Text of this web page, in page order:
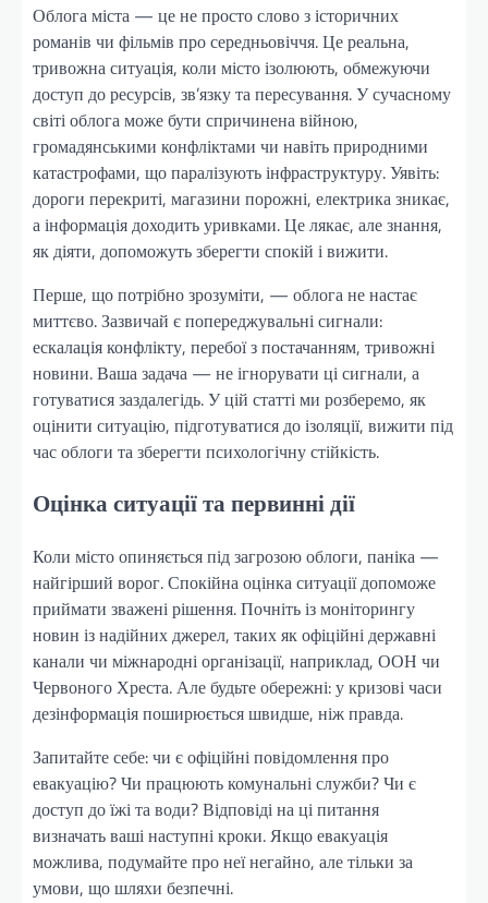
Облога міста — це не просто слово з історичних
романів чи фільмів про середньовіччя. Це реальна,
тривожна ситуація, коли місто ізолюють, обмежуючи
доступ до ресурсів, зв’язку та пересування. У сучасному
світі облога може бути спричинена війною,
громадянськими конфліктами чи навіть природними
катастрофами, що паралізують інфраструктуру. Уявіть:
дороги перекриті, магазини порожні, електрика зникає,
а інформація доходить уривками. Це лякає, але знання,
як діяти, допоможуть зберегти спокій і вижити.
Перше, що потрібно зрозуміти, — облога не настає
миттєво. Зазвичай є попереджувальні сигнали:
ескалація конфлікту, перебої з постачанням, тривожні
новини. Ваша задача — не ігнорувати ці сигнали, а
готуватися заздалегідь. У цій статті ми розберемо, як
оцінити ситуацію, підготуватися до ізоляції, вижити під
час облоги та зберегти психологічну стійкість.
Оцінка ситуації та первинні дії
Коли місто опиняється під загрозою облоги, паніка —
найгірший ворог. Спокійна оцінка ситуації допоможе
приймати зважені рішення. Почніть із моніторингу
новин із надійних джерел, таких як офіційні державні
канали чи міжнародні організації, наприклад, ООН чи
Червоного Хреста. Але будьте обережні: у кризові часи
дезінформація поширюється швидше, ніж правда.
Запитайте себе: чи є офіційні повідомлення про
евакуацію? Чи працюють комунальні служби? Чи є
доступ до їжі та води? Відповіді на ці питання
визначать ваші наступні кроки. Якщо евакуація
можлива, подумайте про неї негайно, але тільки за
умови, що шляхи безпечні.